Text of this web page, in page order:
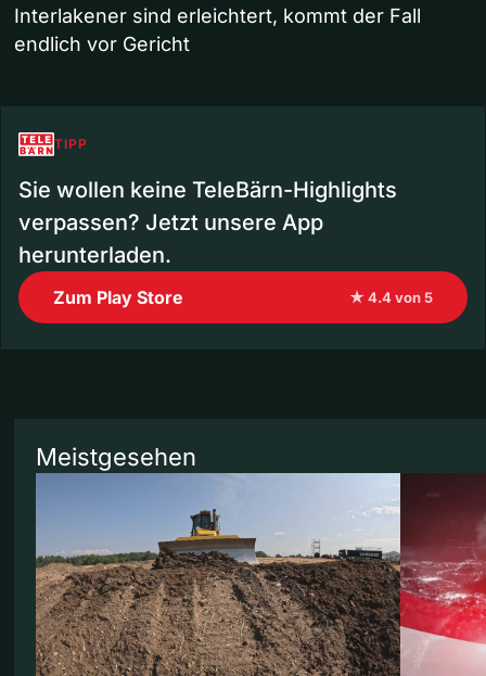
Interlakener sind erleichtert, kommt der Fall
endlich vor Gericht
TIPP
Sie wollen keine TeleBärn-Highlights
verpassen? Jetzt unsere App
herunterladen.
Zum Play Store ★ 4.4 von 5
Meistgesehen